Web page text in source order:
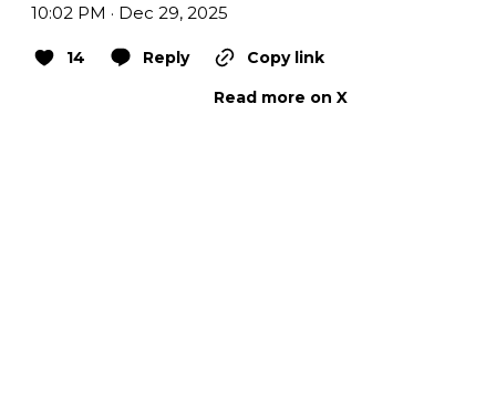
10:02 PM · Dec 29, 2025
14 Reply
Copy link
Read more on X